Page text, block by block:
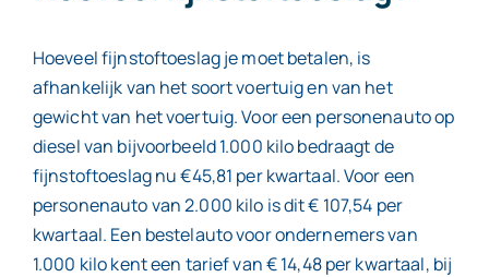
Hoeveel fijnstoftoeslag je moet betalen, is
afhankelijk van het soort voertuig en van het
gewicht van het voertuig. Voor een personenauto op
diesel van bijvoorbeeld 1.000 kilo bedraagt de
fijnstoftoeslag nu €45,81 per kwartaal. Voor een
personenauto van 2.000 kilo is dit € 107,54 per
kwartaal. Een bestelauto voor ondernemers van
1.000 kilo kent een tarief van € 14,48 per kwartaal, bij